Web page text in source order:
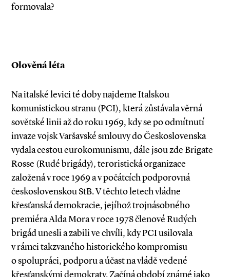
formovala?
Olověná léta
Na italské levici té doby najdeme Italskou
komunistickou stranu (PCI), která zůstávala věrná
sovětské linii až do roku 1969, kdy se po odmítnutí
invaze vojsk Varšavské smlouvy do Československa
vydala cestou eurokomunismu, dále jsou zde Brigate
Rosse (Rudé brigády), teroristická organizace
založená v ro­­ce 1969 a v počátcích podporovná
československou StB. V těchto letech vládne
křesťanská demokracie, jejíhož trojnásobného
premiéra Alda Mora v roce 1978 členové Rudých
brigád unesli a zabili ve chvíli, kdy PCI usilovala
v rámci takzvaného historického kompromisu
o spolupráci, podporu a účast na vládě vedené
křesťanskými demokraty. Začíná období známé jako